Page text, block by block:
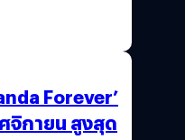
Forever’
จิกายน สูงสุด